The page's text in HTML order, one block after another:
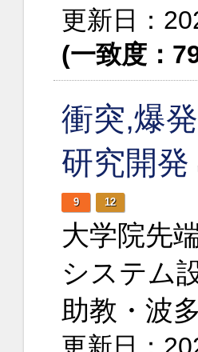
更新日：
(一致度：
衝突,爆
研究開発
9 12
大学院先
システム
助教・波